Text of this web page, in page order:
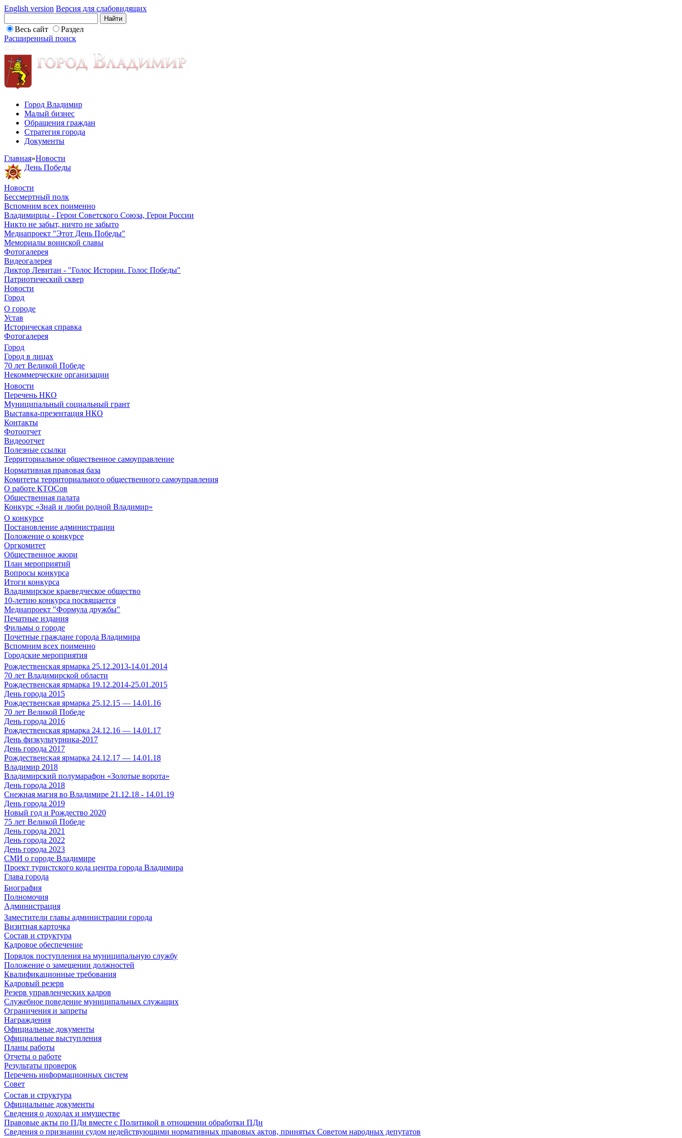
English version Версия для слабовидящих
Весь сайт
Раздел
Расширенный поиск
Город Владимир
Малый бизнес
Обращения граждан
Стратегия города
Документы
Главная»Новости
День Победы
Новости
Бессмертный полк
Вспомним всех поименно
Владимирцы - Герои Советского Союза, Герои России
Никто не забыт, ничто не забыто
Медиапроект "Этот День Победы"
Мемориалы воинской славы
Фотогалерея
Видеогалерея
Диктор Левитан - "Голос Истории. Голос Победы"
Патриотический сквер
Новости
Город
О городе
Устав
Историческая справка
Фотогалерея
Город
Город в лицах
70 лет Великой Победе
Некоммерческие организации
Новости
Перечень НКО
Муниципальный социальный грант
Выставка-презентация НКО
Контакты
Фотоотчет
Видеоотчет
Полезные ссылки
Территориальное общественное самоуправление
Нормативная правовая база
Комитеты территориального общественного самоуправления
О работе КТОСов
Общественная палата
Конкурс «Знай и люби родной Владимир»
О конкурсе
Постановление администрации
Положение о конкурсе
Оргкомитет
Общественное жюри
План мероприятий
Вопросы конкурса
Итоги конкурса
Владимирское краеведческое общество
10-летию конкурса посвящается
Медиапроект "Формула дружбы"
Печатные издания
Фильмы о городе
Почетные граждане города Владимира
Вспомним всех поименно
Городские мероприятия
Рождественская ярмарка 25.12.2013-14.01.2014
70 лет Владимирской области
Рождественская ярмарка 19.12.2014-25.01.2015
День города 2015
Рождественская ярмарка 25.12.15 — 14.01.16
70 лет Великой Победе
День города 2016
Рождественская ярмарка 24.12.16 — 14.01.17
День физкультурника-2017
День города 2017
Рождественская ярмарка 24.12.17 — 14.01.18
Владимир 2018
Владимирский полумарафон «Золотые ворота»
День города 2018
Снежная магия во Владимире 21.12.18 - 14.01.19
День города 2019
Новый год и Рождество 2020
75 лет Великой Победе
День города 2021
День города 2022
День города 2023
СМИ о городе Владимире
Проект туристского кода центра города Владимира
Глава города
Биография
Полномочия
Администрация
Заместители главы администрации города
Визитная карточка
Состав и структура
Кадровое обеспечение
Порядок поступления на муниципальную службу
Положение о замещении должностей
Квалификационные требования
Кадровый резерв
Резерв управленческих кадров
Служебное поведение муниципальных служащих
Ограничения и запреты
Награждения
Официальные документы
Официальные выступления
Планы работы
Отчеты о работе
Результаты проверок
Перечень информационных систем
Совет
Состав и структура
Официальные документы
Сведения о доходах и имуществе
Правовые акты по ПДн вместе с Политикой в отношении обработки ПДн
Сведения о признании судом недействующими нормативных правовых актов, принятых Советом народных депутатов